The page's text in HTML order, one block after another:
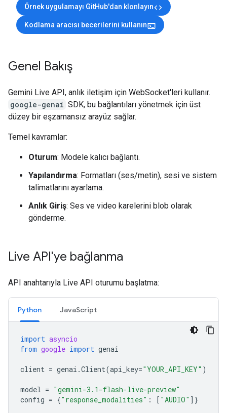
Örnek uygulamayı GitHub'dan klonlayıncode
Kodlama aracısı becerilerini kullanınterminal
Genel Bakış
Gemini Live API, anlık iletişim için WebSocket'leri kullanır.
google-genai SDK, bu bağlantıları yönetmek için üst
düzey bir eşzamansız arayüz sağlar.
Temel kavramlar:
Oturum: Modele kalıcı bağlantı.
Yapılandırma: Formatları (ses/metin), sesi ve sistem
talimatlarını ayarlama.
Anlık Giriş: Ses ve video karelerini blob olarak
gönderme.
Live API'ye bağlanma
API anahtarıyla Live API oturumu başlatma:
Python JavaScript
import asyncio
from google import genai
client = genai .Client(api_key="YOUR_API_KEY" )
model = "gemini-3.1-flash-live-preview"
config = {"response_modalities" : [ "AUDIO" ]}